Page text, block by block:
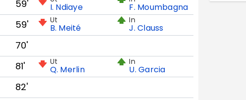
59'
I. Ndiaye F. Moumbagna
59' Ut
B. Meité
In
J. Clauss
70'
81'
Ut
Q. Merlin
In
U. Garcia
82'